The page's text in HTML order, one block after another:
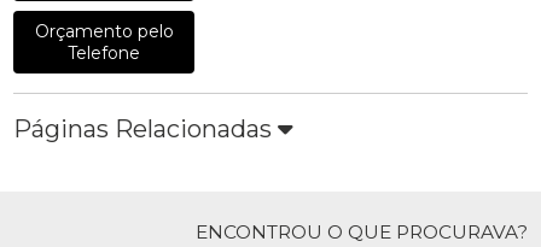
Orçamento pelo
Telefone
Páginas Relacionadas
ENCONTROU O QUE PROCURAVA?